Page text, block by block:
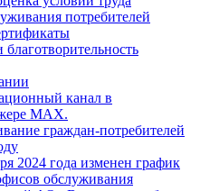
потребителей
канал в
MAX.
граждан-потребителей
2024 года изменен график
обслуживания